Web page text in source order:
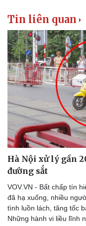
Tin liên quan
Hà Nội xử lý gần
đường sắt
VOV.VN - Bất chấp tín
đã hạ xuống, nhiều
tình luồn lách, tăng tốc
Những hành vi liều lĩnh